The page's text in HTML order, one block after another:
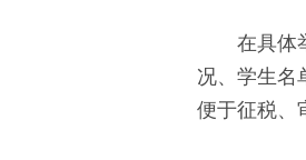
在具体举
况、学生名
便于征税、